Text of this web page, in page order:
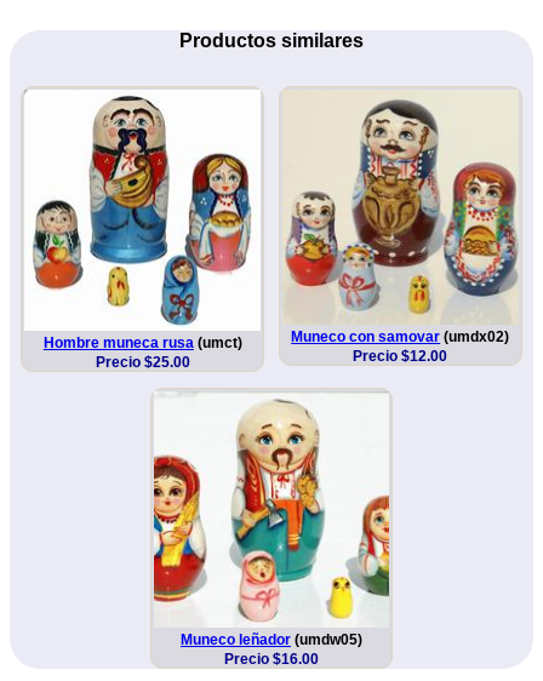
Productos similares
Hombre muneca rusa(umct)
Precio $25.00
Muneco con samovar (umdx02)
Precio $12.00
Muneco leñador (umdw05)
Precio $16.00